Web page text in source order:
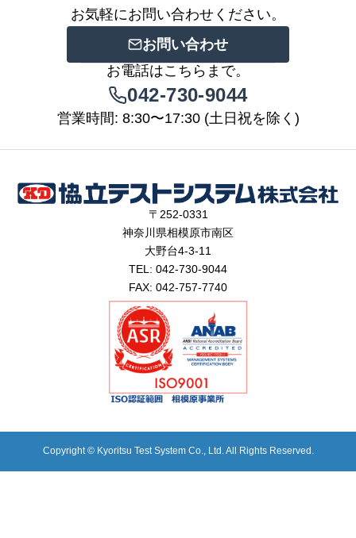
お気軽にお問い合わせください。
お問い合わせ
お電話はこちらまで。
042-730-9044
営業時間: 8:30〜17:30 (土日祝を除く)
〒252-0331
神奈川県相模原市南区
大野台4-3-11
TEL: 042-730-9044
FAX: 042-757-7740
Copyright © Kyoritsu Test System Co., Ltd. All Rights Reserved.